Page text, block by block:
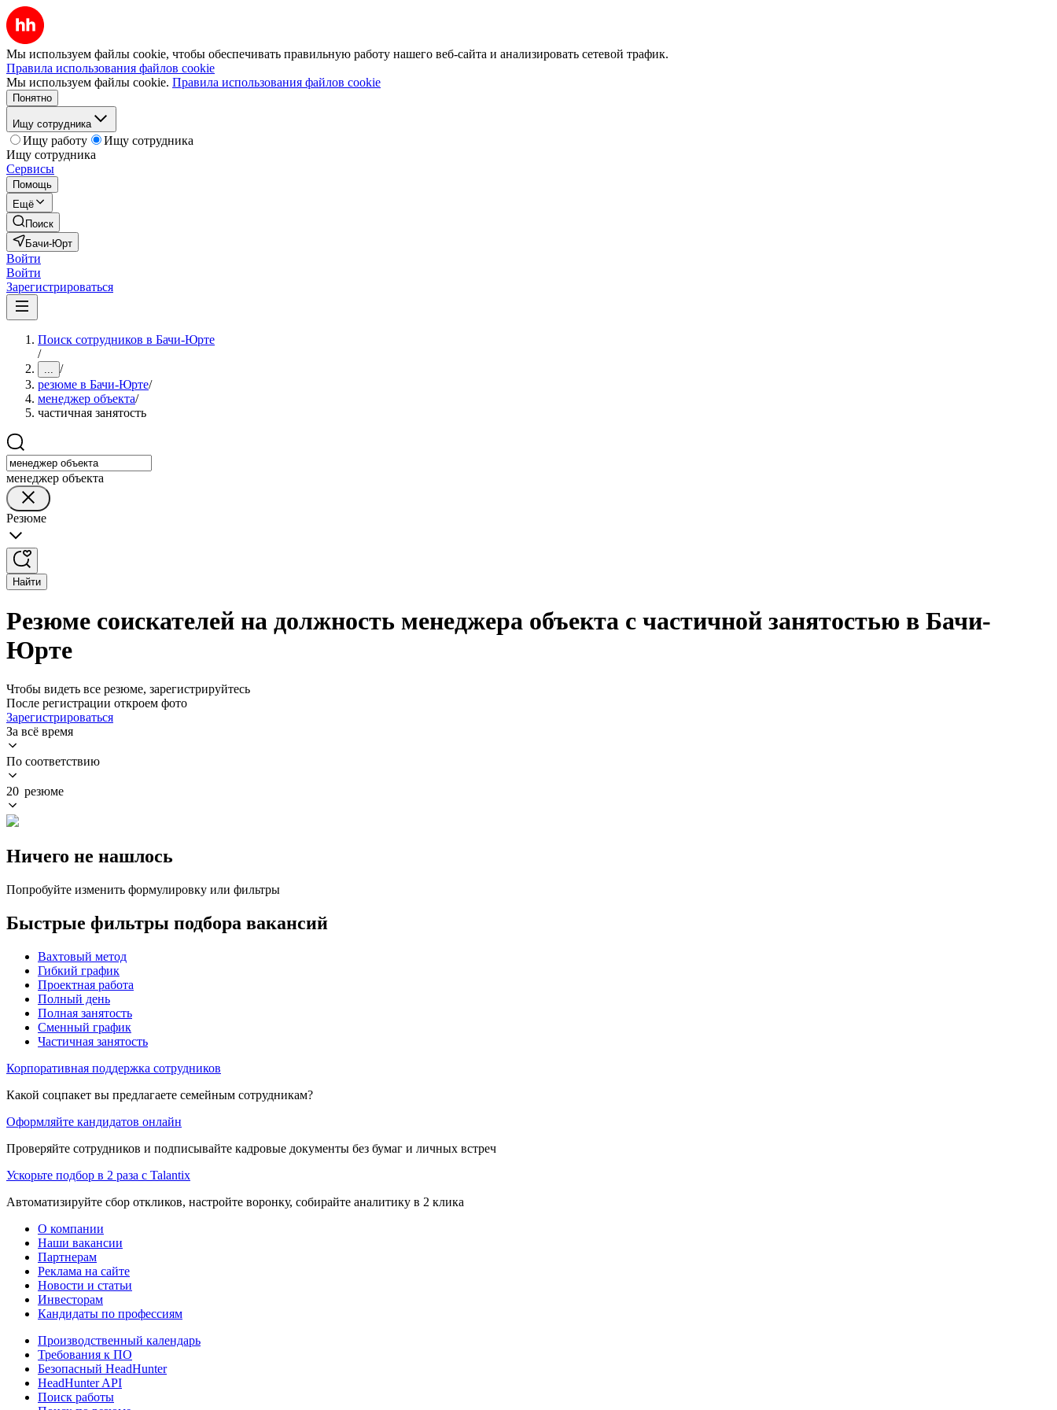
Мы используем файлы cookie, чтобы обеспечивать правильную работу нашего веб-сайта и анализировать сетевой трафик.
Правила использования файлов cookie
Мы используем файлы cookie. Правила использования файлов cookie
Понятно
Ищу сотрудника
Ищу работу
Ищу сотрудника
Ищу сотрудника
Сервисы
Помощь
Ещё
Поиск
Бачи-Юрт
Войти
Войти
Зарегистрироваться
Поиск сотрудников в Бачи-Юрте
/
... /
резюме в Бачи-Юрте/
менеджер объекта/
частичная занятость
менеджер объекта
Резюме
Найти
Резюме соискателей на должность менеджера объекта с частичной занятостью в Бачи-
Юрте
Чтобы видеть все резюме, зарегистрируйтесь
После регистрации откроем фото
Зарегистрироваться
За всё время
По соответствию
20 резюме
Ничего не нашлось
Попробуйте изменить формулировку или фильтры
Быстрые фильтры подбора вакансий
Вахтовый метод
Гибкий график
Проектная работа
Полный день
Полная занятость
Сменный график
Частичная занятость
Корпоративная поддержка сотрудников
Какой соцпакет вы предлагаете семейным сотрудникам?
Оформляйте кандидатов онлайн
Проверяйте сотрудников и подписывайте кадровые документы без бумаг и личных встреч
Ускорьте подбор в 2 раза с Talantix
Автоматизируйте сбор откликов, настройте воронку, собирайте аналитику в 2 клика
О компании
Наши вакансии
Партнерам
Реклама на сайте
Новости и статьи
Инвесторам
Кандидаты по профессиям
Производственный календарь
Требования к ПО
Безопасный HeadHunter
HeadHunter API
Поиск работы